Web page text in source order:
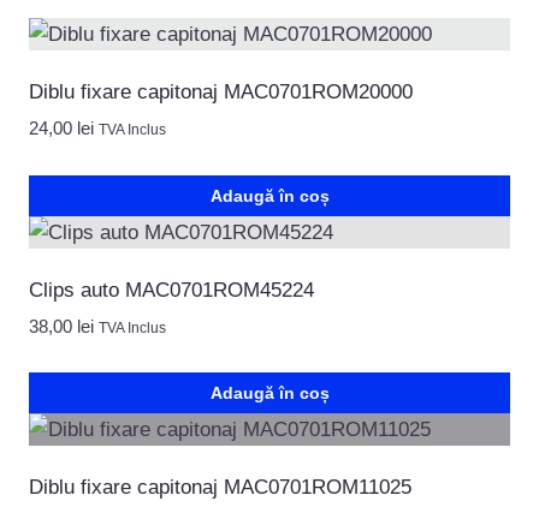
Diblu fixare capitonaj MAC0701ROM20000
24,00 lei TVA Inclus
Adaugă în coș
Clips auto MAC0701ROM45224
38,00 lei TVA Inclus
Adaugă în coș
Diblu fixare capitonaj MAC0701ROM11025